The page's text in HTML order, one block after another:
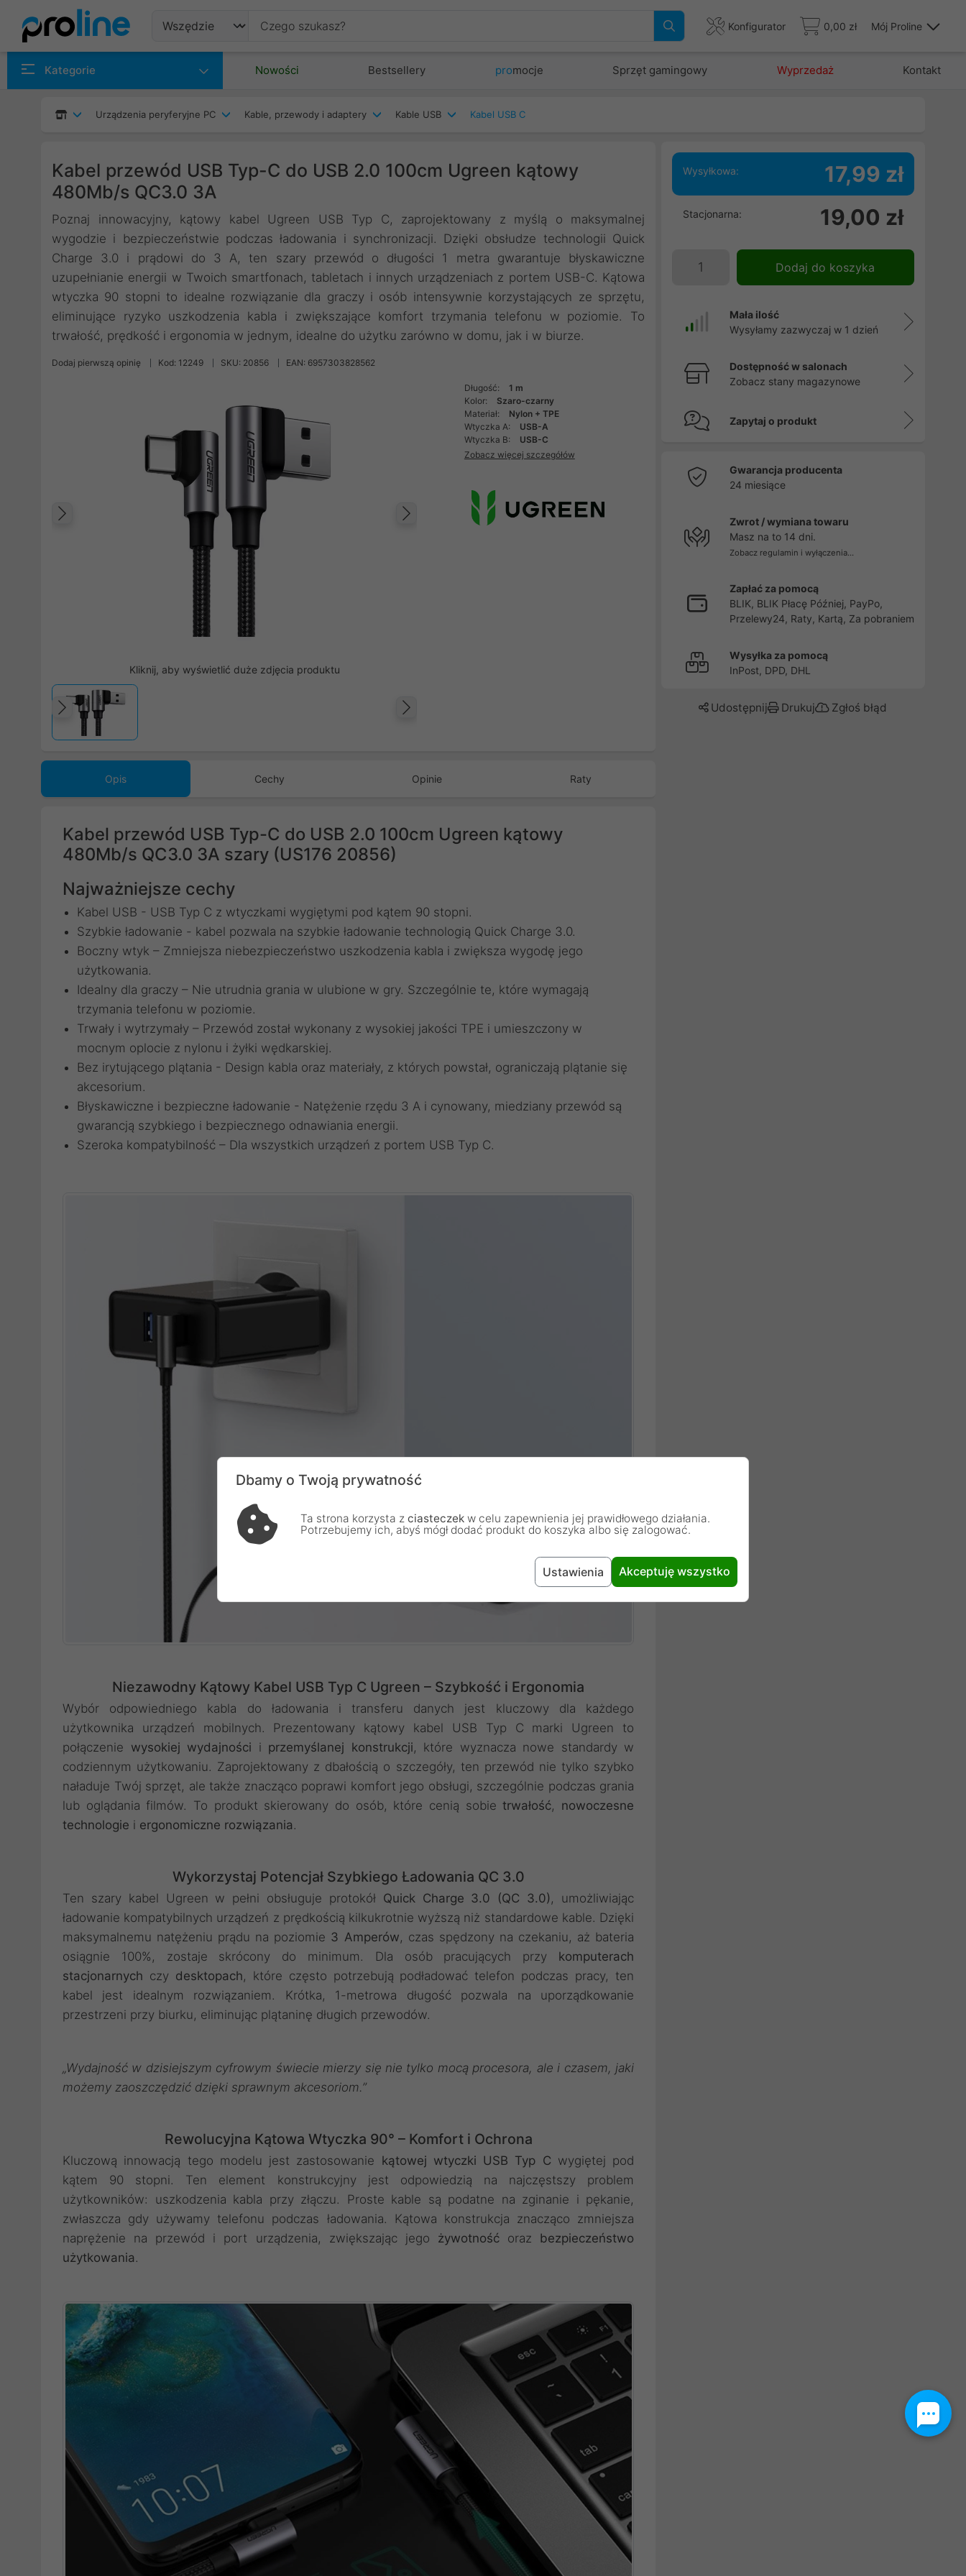
Konfigurator 0,00 zł Mój Proline
Kategorie Nowości Bestsellery promocje Sprzęt gamingowy Wyprzedaż Kontakt
Urządzenia peryferyjne PC Kable, przewody i adaptery Kable USB Kabel USB C
Kabel przewód USB Typ-C do USB 2.0 100cm Ugreen kątowy
480Mb/s QC3.0 3A
Poznaj innowacyjny, kątowy kabel Ugreen USB Typ C, zaprojektowany z myślą o maksymalnej
wygodzie i bezpieczeństwie podczas ładowania i synchronizacji. Dzięki obsłudze technologii Quick
Charge 3.0 i prądowi do 3 A, ten szary przewód o długości 1 metra gwarantuje błyskawiczne
uzupełnianie energii w Twoich smartfonach, tabletach i innych urządzeniach z portem USB-C. Kątowa
wtyczka 90 stopni to idealne rozwiązanie dla graczy i osób intensywnie korzystających ze sprzętu,
eliminujące ryzyko uszkodzenia kabla i zwiększające komfort trzymania telefonu w poziomie. To
trwałość, prędkość i ergonomia w jednym, idealne do użytku zarówno w domu, jak i w biurze.
Dodaj pierwszą opinię Kod: 12249 SKU: 20856 EAN: 6957303828562
Następny
Kliknij, aby wyświetlić duże zdjęcia produktu
Poprzedni
Długość:
1 m
Kolor:
Szaro-czarny
Materiał:
Nylon + TPE
Wtyczka A:
USB-A
Wtyczka B:
USB-C
Zobacz więcej szczegółów
Opis Cechy Opinie Raty
Kabel przewód USB Typ-C do USB 2.0 100cm Ugreen kątowy
480Mb/s QC3.0 3A szary (US176 20856)
Najważniejsze cechy
Kabel USB - USB Typ C z wtyczkami wygiętymi pod kątem 90 stopni.
Szybkie ładowanie - kabel pozwala na szybkie ładowanie technologią Quick Charge 3.0.
Boczny wtyk – Zmniejsza niebezpieczeństwo uszkodzenia kabla i zwiększa wygodę jego
użytkowania.
Idealny dla graczy – Nie utrudnia grania w ulubione w gry. Szczególnie te, które wymagają
trzymania telefonu w poziomie.
Trwały i wytrzymały – Przewód został wykonany z wysokiej jakości TPE i umieszczony w
mocnym oplocie z nylonu i żyłki wędkarskiej.
Bez irytującego plątania - Design kabla oraz materiały, z których powstał, ograniczają plątanie się
akcesorium.
Błyskawiczne i bezpieczne ładowanie - Natężenie rzędu 3 A i cynowany, miedziany przewód są
gwarancją szybkiego i bezpiecznego odnawiania energii.
Szeroka kompatybilność – Dla wszystkich urządzeń z portem USB Typ C.
Niezawodny Kątowy Kabel USB Typ C Ugreen – Szybkość i Ergonomia
Wybór odpowiedniego kabla do ładowania i transferu danych jest kluczowy dla każdego
użytkownika urządzeń mobilnych. Prezentowany kątowy kabel USB Typ C marki Ugreen to
połączenie wysokiej wydajności i przemyślanej konstrukcji, które wyznacza nowe standardy w
codziennym użytkowaniu. Zaprojektowany z dbałością o szczegóły, ten przewód nie tylko szybko
naładuje Twój sprzęt, ale także znacząco poprawi komfort jego obsługi, szczególnie podczas grania
lub oglądania filmów. To produkt skierowany do osób, które cenią sobietrwałość, nowoczesne
technologie i ergonomiczne rozwiązania .
Wykorzystaj Potencjał Szybkiego Ładowania QC 3.0
Ten szary kabel Ugreen w pełni obsługuje protokół Quick Charge 3.0 (QC 3.0), umożliwiając
ładowanie kompatybilnych urządzeń z prędkością kilkukrotnie wyższą niż standardowe kable. Dzięki
maksymalnemu natężeniu prądu na poziomie 3 Amperów, czas spędzony na czekaniu, aż bateria
osiągnie 100%, zostaje skrócony do minimum. Dla osób pracujących przy komputerach
stacjonarnych czy desktopach, które często potrzebują podładować telefon podczas pracy, ten
kabel jest idealnym rozwiązaniem. Krótka, 1-metrowa długość pozwala na uporządkowanie
przestrzeni przy biurku, eliminując plątaninę długich przewodów.
„Wydajność w dzisiejszym cyfrowym świecie mierzy się nie tylko mocą procesora, ale i czasem, jaki
możemy zaoszczędzić dzięki sprawnym akcesoriom.”
Rewolucyjna Kątowa Wtyczka 90° – Komfort i Ochrona
Kluczową innowacją tego modelu jest zastosowanie kątowej wtyczki USB Typ C wygiętej pod
kątem 90 stopni. Ten element konstrukcyjny jest odpowiedzią na najczęstszy problem
użytkowników: uszkodzenia kabla przy złączu. Proste kable są podatne na zginanie i pękanie,
zwłaszcza gdy używamy telefonu podczas ładowania. Kątowa konstrukcja znacząco zmniejsza
naprężenie na przewód i port urządzenia, zwiększając jego żywotnośćoraz bezpieczeństwo
użytkowania .
Wysyłkowa: 17,99 zł
Stacjonarna: 19,00 zł
Dodaj do koszyka
Mała ilość
Wysyłamy zazwyczaj w 1 dzień
Dostępność w salonach
Zobacz stany magazynowe
Zapytaj o produkt
Gwarancja producenta
24 miesiące
Zwrot / wymiana towaru
Masz na to 14 dni.
Zobacz regulamin i wyłączenia...
Zapłać za pomocą
BLIK, BLIK Płacę Później, PayPo,
Przelewy24, Raty, Kartą, Za pobraniem
Wysyłka za pomocą
InPost, DPD, DHL
Udostępnij Drukuj Zgłoś błąd
Dbamy o Twoją prywatność
Ta strona korzysta z ciasteczek w celu zapewnienia jej prawidłowego działania.
Potrzebujemy ich, abyś mógł dodać produkt do koszyka albo się zalogować.
Ustawienia Akceptuję wszystko